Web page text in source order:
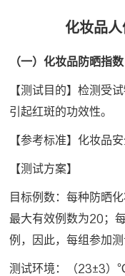
化妆品
（一）化妆品防晒指
【测试目的】检测受
引起红斑的功效性。
【参考标准】化妆品
【测试方案】
目标例数：每种防晒
最大有效例数为20；
例，因此，每组参加
测试环境：（23±3）℃